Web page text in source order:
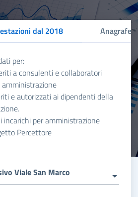
dal 2018 Anagrafe
per:
a consulenti e collaboratori
e autorizzati ai dipendenti della
incarichi per amministrazione
Percettore
Viale San Marco